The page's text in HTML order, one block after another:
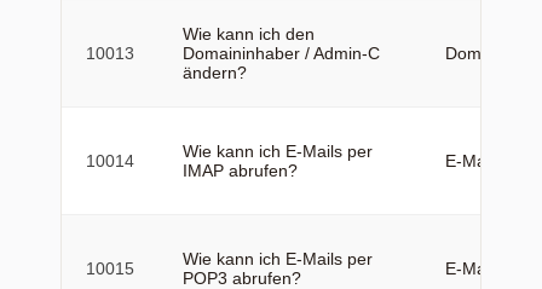
10013
Wie kann ich den
Domaininhaber / Admin-C
ändern?
Domains
10014
Wie kann ich E-Mails per
IMAP abrufen?
E-Mail
10015
Wie kann ich E-Mails per
POP3 abrufen?
E-Mail